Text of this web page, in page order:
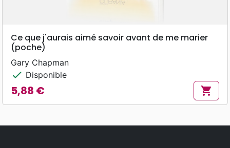
Ce que j'aurais aimé savoir avant de me marier
(poche)
Gary Chapman
check Disponible
Prix
5,88 € shopping_cart